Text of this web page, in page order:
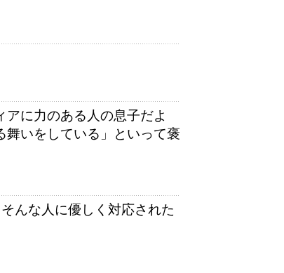
アに力のある人の息子だよ
舞いをしている」といって褒
んな人に優しく対応された